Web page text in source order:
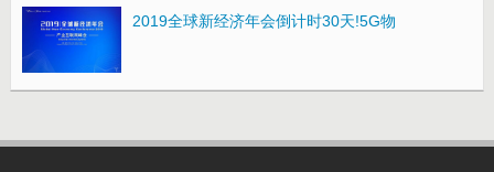
2019全球新经济年会倒计时30天!5G物